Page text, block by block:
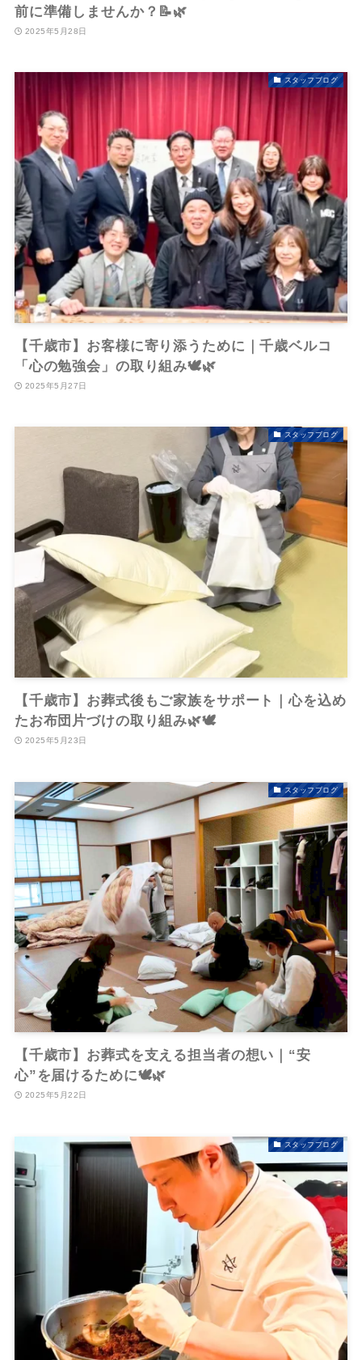
前に準備しませんか？📝🌿
2025年5月28日
スタッフブログ
【千歳市】お客様に寄り添うために｜千歳ベルコ
「心の勉強会」の取り組み🕊️🌿
2025年5月27日
スタッフブログ
【千歳市】お葬式後もご家族をサポート｜心を込め
たお布団片づけの取り組み🌿🕊️
2025年5月23日
スタッフブログ
【千歳市】お葬式を支える担当者の想い｜“安
心”を届けるために🕊️🌿
2025年5月22日
スタッフブログ